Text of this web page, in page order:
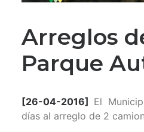
Arreglos
Parque
[26-04-2016] El
días al arreglo de 2